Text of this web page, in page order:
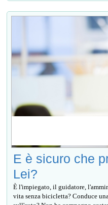
E è sicuro che
Lei?
È l'impiegato, il guidatore,
vita senza bicicletta? Conduce